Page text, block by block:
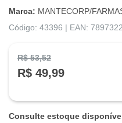
Marca: MANTECORP/
Código: 43396 | EAN:
R$ 53,52
R$ 49,99
Consulte estoque